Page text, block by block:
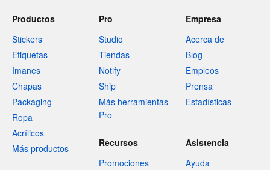
Productos
Stickers
Etiquetas
Imanes
Chapas
Packaging
Ropa
Acrílicos
Más productos
Pro
Studio
Tiendas
Notify
Ship
Más herramientas
Pro
Empresa
Acerca de
Blog
Empleos
Prensa
Estadísticas
Recursos
Promociones
Asistencia
Ayuda